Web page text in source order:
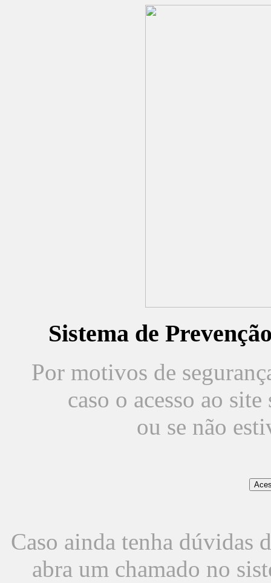
Sistema de
Por motivos de
caso o acesso ao
ou se não
Caso ainda tenha dúvidas
abra um chamado no